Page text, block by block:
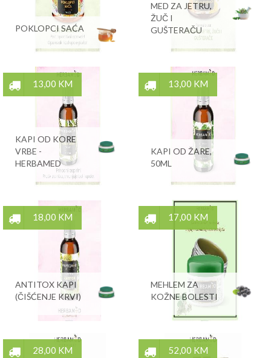
POKLOPCI SAĆA
MED ZA JETRU,
ŽUČ I
GUŠTERAČU
13,00 KM
KAPI OD KORE
VRBE -
HERBAMED
13,00 KM
KAPI OD ŽARE,
50ML
18,00 KM
ANTITOX KAPI
(ČIŠĆENJE KRVI)
17,00 KM
MEHLEM ZA
KOŽNE BOLESTI
28,00 KM 52,00 KM